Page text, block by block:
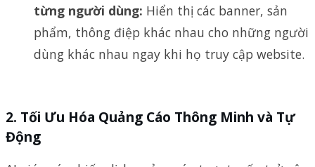
từng người dùng: Hiển thị các banner, sản
phẩm, thông điệp khác nhau cho những người
dùng khác nhau ngay khi họ truy cập website.
2. Tối Ưu Hóa Quảng Cáo Thông Minh và Tự
Động